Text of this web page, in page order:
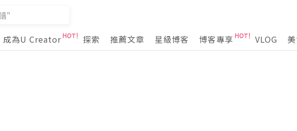
成為U Creator 探索 推薦文章 星級博客 博客專享 VLOG